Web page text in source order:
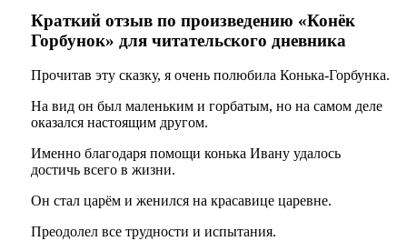
Краткий отзыв по произведению «Конёк
Горбунок» для читательского дневника
Прочитав эту сказку, я очень полюбила Конька-Горбунка.
На вид он был маленьким и горбатым, но на самом деле
оказался настоящим другом.
Именно благодаря помощи конька Ивану удалось
достичь всего в жизни.
Он стал царём и женился на красавице царевне.
Преодолел все трудности и испытания.